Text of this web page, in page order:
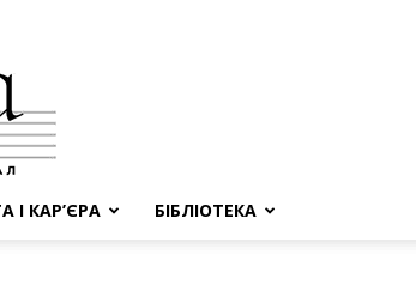
І КАР’ЄРА БІБЛІОТЕКА